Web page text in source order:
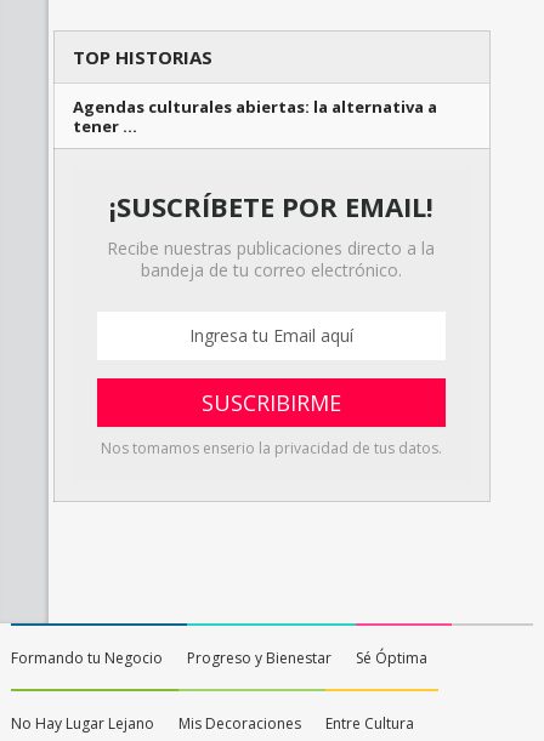
TOP HISTORIAS
Agendas culturales abiertas: la alternativa a
tener …
¡SUSCRÍBETE POR EMAIL!
Recibe nuestras publicaciones directo a la
bandeja de tu correo electrónico.
Nos tomamos enserio la privacidad de tus datos.
Formando tu Negocio Progreso y Bienestar Sé Óptima
No Hay Lugar Lejano Mis Decoraciones Entre Cultura